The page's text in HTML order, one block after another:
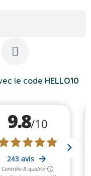
le code HELLO10